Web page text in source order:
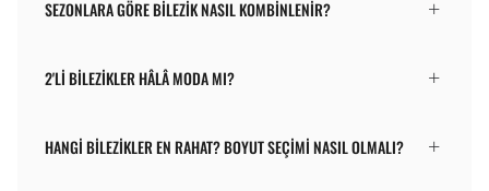
SEZONLARA GÖRE BILEZIK NASIL KOMBINLENIR?
2'LI BILEZIKLER HÂLÂ MODA MI?
HANGI BILEZIKLER EN RAHAT? BOYUT SEÇIMI NASIL OLMALI?